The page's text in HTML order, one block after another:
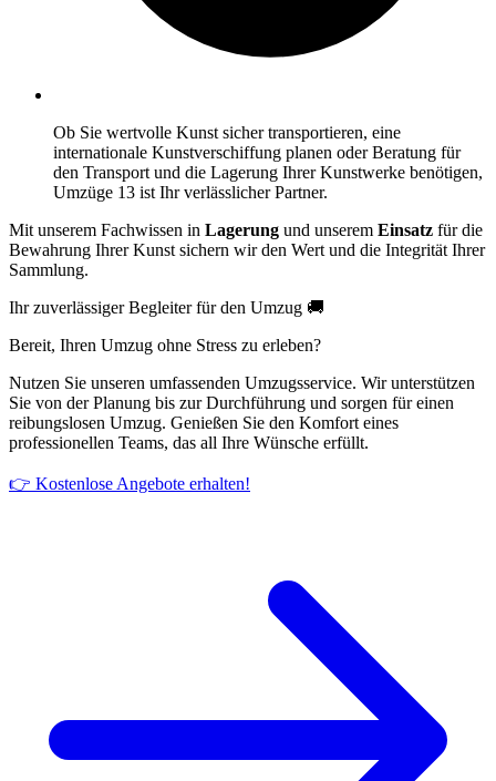
Ob Sie wertvolle Kunst sicher transportieren, eine
internationale Kunstverschiffung planen oder Beratung für
den Transport und die Lagerung Ihrer Kunstwerke benötigen,
Umzüge 13 ist Ihr verlässlicher Partner.
Mit unserem Fachwissen in Lagerung und unserem Einsatz für die
Bewahrung Ihrer Kunst sichern wir den Wert und die Integrität Ihrer
Sammlung.
Ihr zuverlässiger Begleiter für den Umzug 🚚
Bereit, Ihren Umzug ohne Stress zu erleben?
Nutzen Sie unseren umfassenden Umzugsservice. Wir unterstützen
Sie von der Planung bis zur Durchführung und sorgen für einen
reibungslosen Umzug. Genießen Sie den Komfort eines
professionellen Teams, das all Ihre Wünsche erfüllt.
👉 Kostenlose Angebote erhalten!